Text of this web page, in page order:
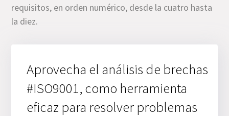
requisitos, en orden numérico, desde la cuatro hasta
la diez.
Aprovecha el análisis de brechas
#ISO9001, como herramienta
eficaz para resolver problemas